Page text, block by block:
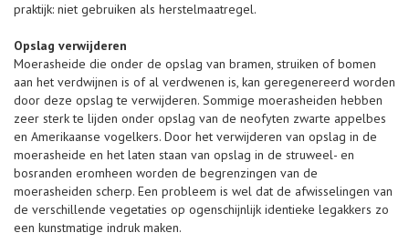
praktijk: niet gebruiken als herstelmaatregel.
Opslag verwijderen
Moerasheide die onder de opslag van bramen, struiken of bomen
aan het verdwijnen is of al verdwenen is, kan geregenereerd worden
door deze opslag te verwijderen. Sommige moerasheiden hebben
zeer sterk te lijden onder opslag van de neofyten zwarte appelbes
en Amerikaanse vogelkers. Door het verwijderen van opslag in de
moerasheide en het laten staan van opslag in de struweel- en
bosranden eromheen worden de begrenzingen van de
moerasheiden scherp. Een probleem is wel dat de afwisselingen van
de verschillende vegetaties op ogenschijnlijk identieke legakkers zo
een kunstmatige indruk maken.